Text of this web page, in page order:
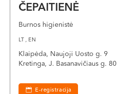
ČEPAITIENĖ
Burnos higienistė
LT , EN
Klaipėda, Naujoji Uosto g. 9
Kretinga, J. Basanavičiaus g. 80
E-registracija